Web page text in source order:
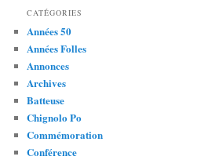
CATÉGORIES
Années 50
Années Folles
Annonces
Archives
Batteuse
Chignolo Po
Commémoration
Conférence